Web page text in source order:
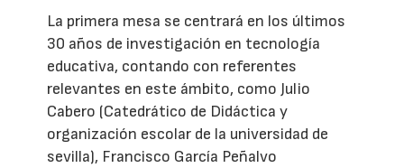
La primera mesa se centrará en los últimos
30 años de investigación en tecnología
educativa, contando con referentes
relevantes en este ámbito, como Julio
Cabero (Catedrático de Didáctica y
organización escolar de la universidad de
sevilla), Francisco García Peñalvo